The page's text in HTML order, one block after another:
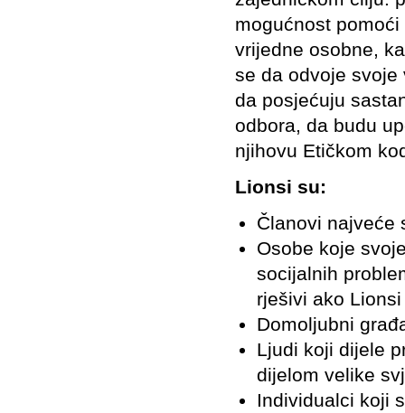
mogućnost
vrijedne osobne,
se da odvoje svoje
da posjećuju
odbora, da budu
njihovu Etičkom
Lionsi su:
Članovi najveće
Osobe koje
socijalnih
rješivi ako
Domoljubni
Ljudi koji dijele
dijelom velike
Individualci koji